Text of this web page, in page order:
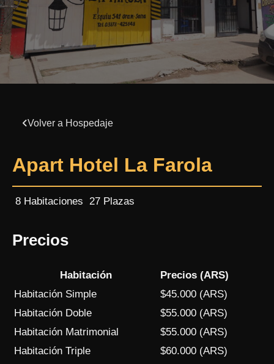
Volver a Hospedaje
Apart Hotel La Farola
8 Habitaciones 27 Plazas
Precios
Habitación
Precios (ARS)
Habitación Simple
$45.000 (ARS)
Habitación Doble
$55.000 (ARS)
Habitación Matrimonial
$55.000 (ARS)
Habitación Triple
$60.000 (ARS)